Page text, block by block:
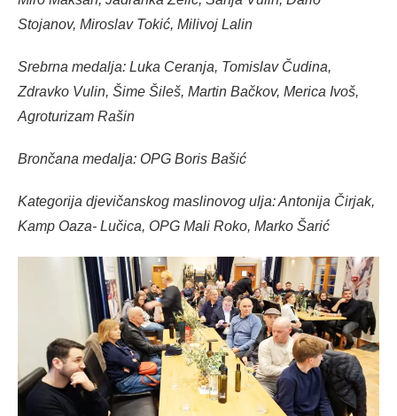
Stojanov, Miroslav Tokić, Milivoj Lalin
Srebrna medalja: Luka Ceranja, Tomislav Čudina,
Zdravko Vulin, Šime Šileš, Martin Bačkov, Merica Ivoš,
Agroturizam Rašin
Brončana medalja: OPG Boris Bašić
Kategorija djevičanskog maslinovog ulja: Antonija Čirjak,
Kamp Oaza- Lučica, OPG Mali Roko, Marko Šarić